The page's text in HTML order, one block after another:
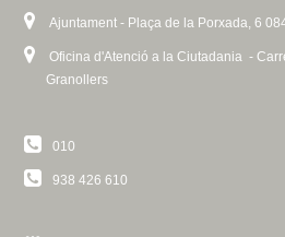
G
S
Ajuntament - Plaça de la Porxada, 6
Oficina d'Atenció a la Ciutadania -
Granollers
010
938 426 610